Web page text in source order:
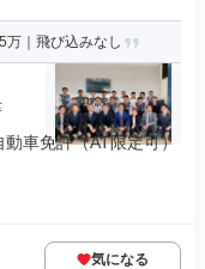
｜飛び込みなし
車免許（AT限定可）
気になる